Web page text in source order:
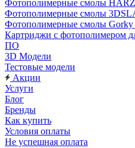
Фотополимерные смолы
Фотополимерные смолы
Фотополимерные смолы Gorky
Картриджи с фотополимером
ПО
3D Модели
Тестовые модели
Акции
Услуги
Блог
Бренды
Как купить
Условия оплаты
Не успешная оплата